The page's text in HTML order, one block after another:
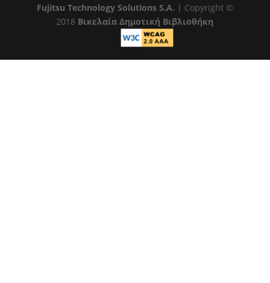
Fujitsu Technology Solutions S.A. | Copyright ©
2018 Βικελαία Δημοτική Βιβλιοθήκη